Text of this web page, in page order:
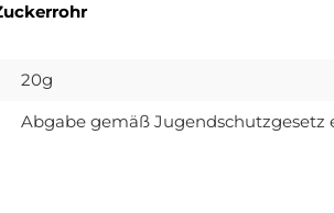
20g
Abgabe gemäß Jugendschutzgesetz